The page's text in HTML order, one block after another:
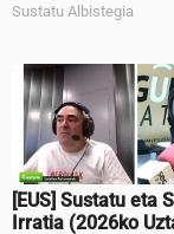
Sustatu Albistegia
[EUS] Sustatu eta
Irratia (2026ko